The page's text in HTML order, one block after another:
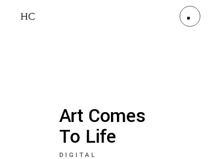
Art Comes
To Life
DIGITAL